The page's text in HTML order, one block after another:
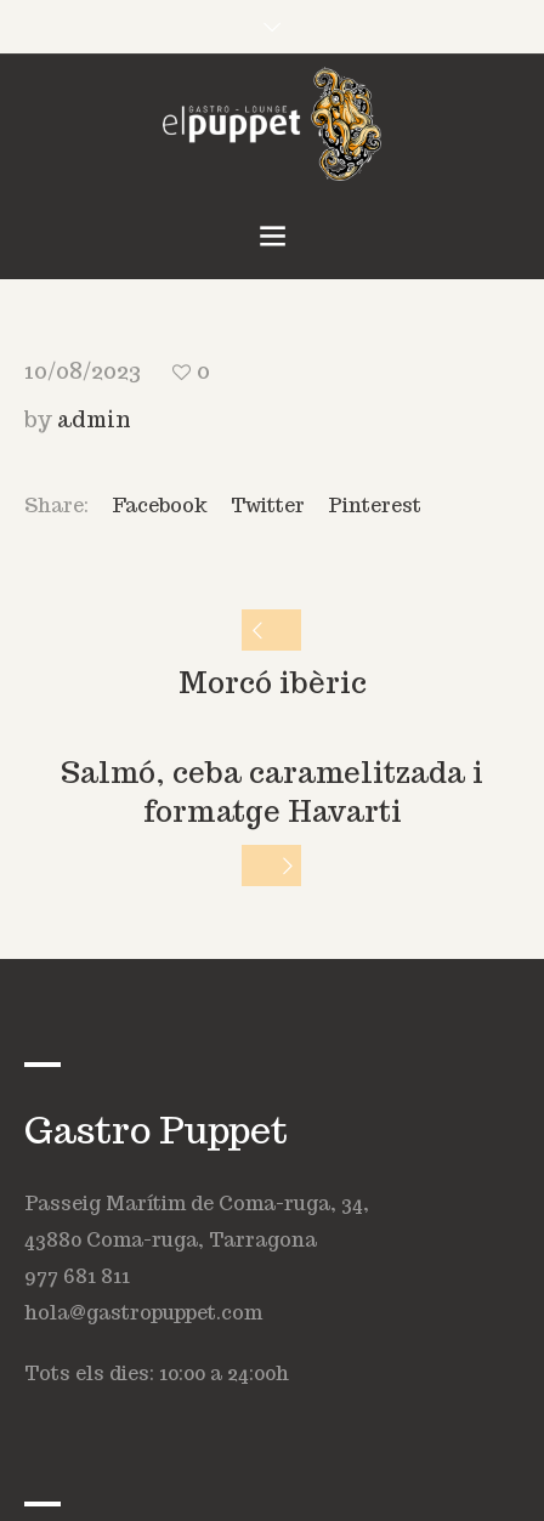
10/08/2023
0
by admin
Share: Facebook Twitter Pinterest
Morcó ibèric
Salmó, ceba caramelitzada i
formatge Havarti
Gastro Puppet
Passeig Marítim de Coma-ruga, 34,
43880 Coma-ruga, Tarragona
977 681 811
hola@gastropuppet.com
Tots els dies: 10:00 a 24:00h